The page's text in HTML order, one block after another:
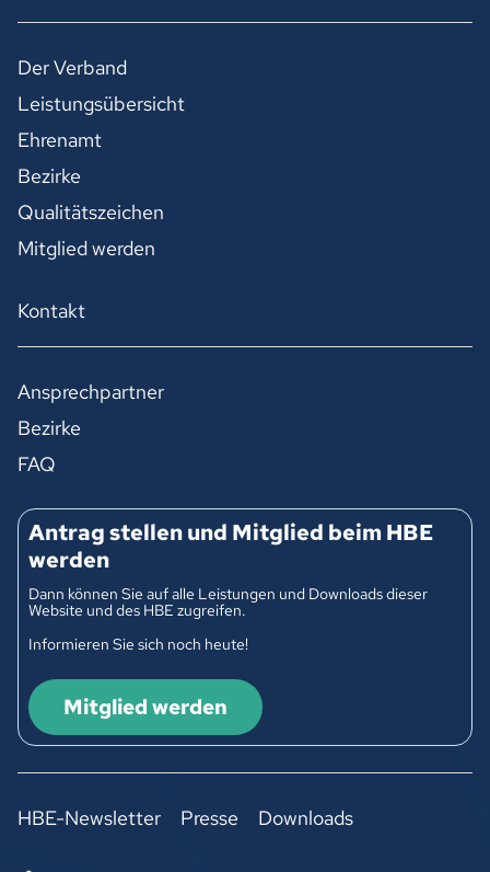
Der Verband
Leistungsübersicht
Ehrenamt
Bezirke
Qualitätszeichen
Mitglied werden
Kontakt
Ansprechpartner
Bezirke
FAQ
Antrag stellen und Mitglied beim HBE
werden
Dann können Sie auf alle Leistungen und Downloads dieser
Website und des HBE zugreifen.
Informieren Sie sich noch heute!
Mitglied werden
HBE-Newsletter Presse Downloads